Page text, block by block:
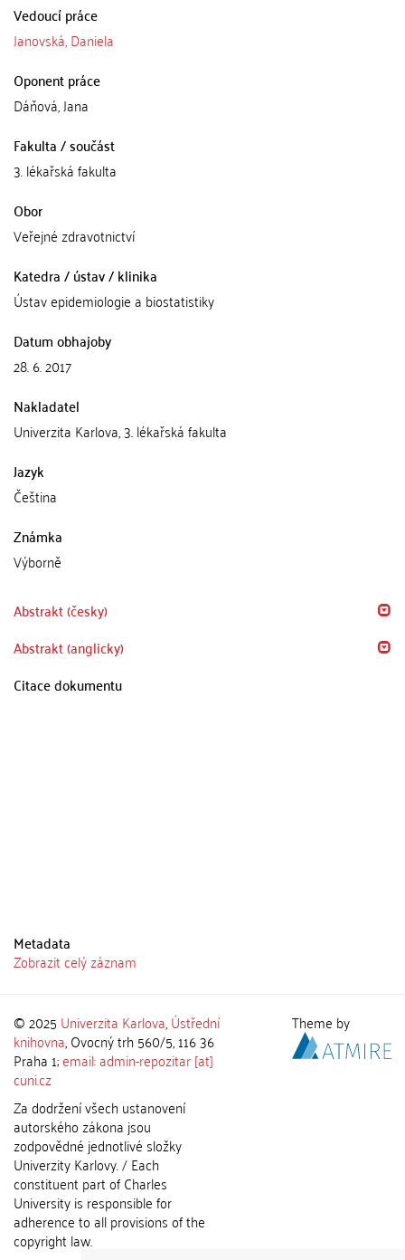
Vedoucí práce
Janovská, Daniela
Oponent práce
Dáňová, Jana
Fakulta / součást
3. lékařská fakulta
Obor
Veřejné zdravotnictví
Katedra / ústav / klinika
Ústav epidemiologie a biostatistiky
Datum obhajoby
28. 6. 2017
Nakladatel
Univerzita Karlova, 3. lékařská fakulta
Jazyk
Čeština
Známka
Výborně
Abstrakt (česky)
Abstrakt (anglicky)
Citace dokumentu
Metadata
Zobrazit celý záznam
© 2025 Univerzita Karlova,Ústřední
knihovna, Ovocný trh 560/5, 116 36
Praha 1;email: admin-repozitar [at]
cuni.cz
Za dodržení všech ustanovení
autorského zákona jsou
zodpovědné jednotlivé složky
Univerzity Karlovy. / Each
constituent part of Charles
University is responsible for
adherence to all provisions of the
copyright law.
Theme by